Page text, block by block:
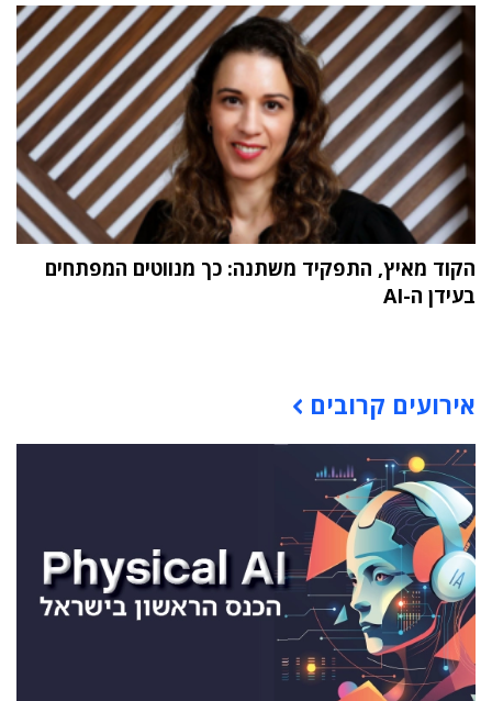
הקוד מאיץ, התפקיד משתנה: כך מנווטים המפתחים
בעידן ה-AI
אירועים קרובים